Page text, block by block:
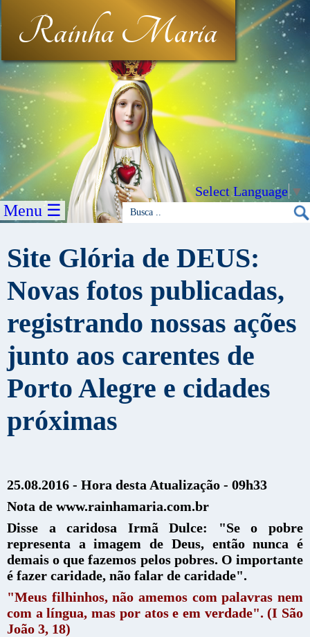
Rainha Maria
Select Language▼
Menu ☰
Site Glória de DEUS:
Novas fotos publicadas,
registrando nossas ações
junto aos carentes de
Porto Alegre e cidades
próximas
25.08.2016 - Hora desta Atualização - 09h33
Nota de www.rainhamaria.com.br
Disse a caridosa Irmã Dulce:
"Se o pobre
representa a imagem de Deus, então nunca é
demais o que fazemos pelos pobres. O importante
é fazer caridade, não falar de caridade".
"Meus filhinhos, não amemos com palavras nem
com a língua, mas por atos e em verdade". (I São
João 3, 18)